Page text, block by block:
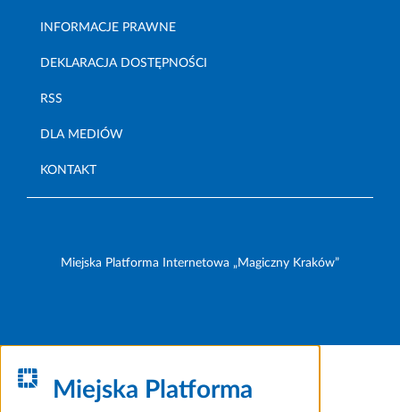
INFORMACJE PRAWNE
DEKLARACJA DOSTĘPNOŚCI
RSS
DLA MEDIÓW
KONTAKT
Miejska Platforma Internetowa „Magiczny Kraków”
Miejska Platforma